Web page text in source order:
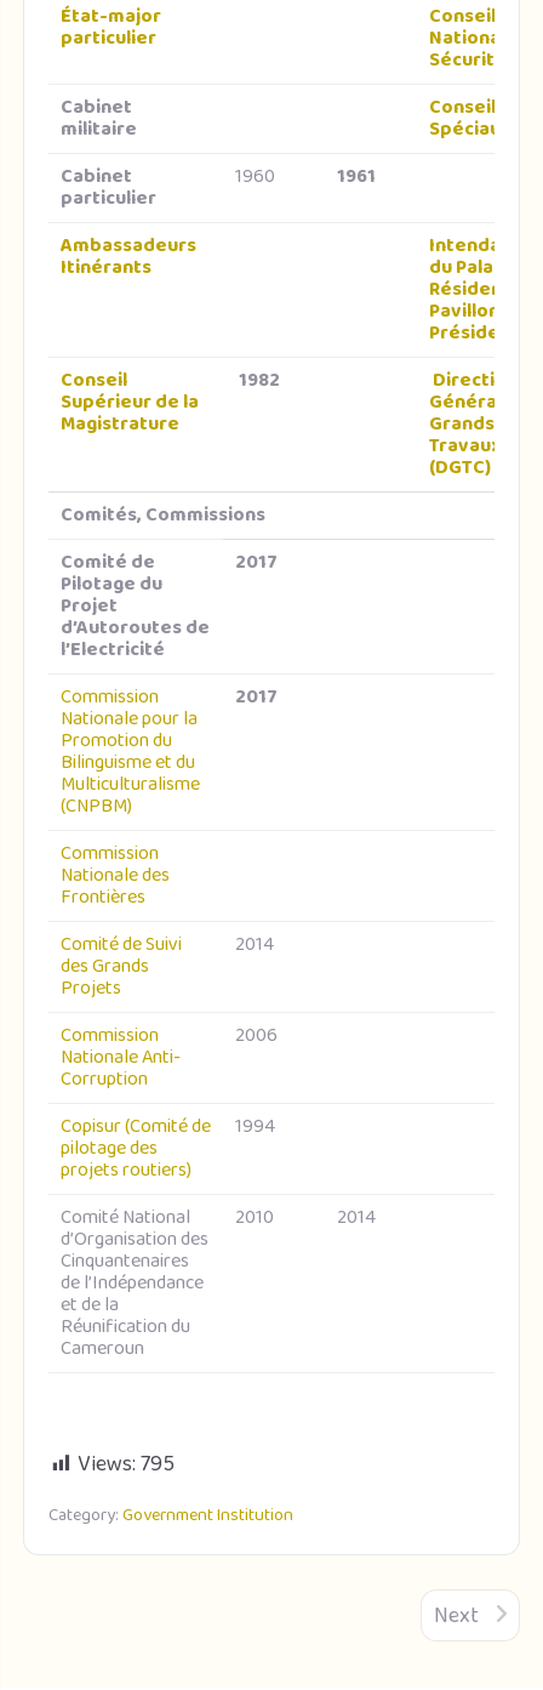
État-major
particulier
Conseil
National de
Sécurité
Cabinet
militaire
Conseillers
Spéciaux
Cabinet
particulier
1960 1961
Ambassadeurs
Itinérants
Intendance
du Palais,
Résidences
Pavillons
Conseil
Supérieur de la
Magistrature
1982 Direction
Générale
Grands
Travaux
(DGTC)
Comités, Commissions
Comité de
Pilotage du
Projet
d’Autoroutes de
l’Electricité
2017
Commission
Nationale pour la
Promotion du
Bilinguisme et du
Multiculturalisme
(CNPBM)
2017
Commission
Nationale des
Frontières
Comité de Suivi
des Grands
Projets
2014
Commission
Nationale Anti-
Corruption
2006
Copisur (Comité de
pilotage des
projets routiers)
1994
Comité National
d’Organisation des
Cinquantenaires
de l’Indépendance
et de la
Réunification du
Cameroun
2010 2014
Views:795
Category:Government Institution
Next